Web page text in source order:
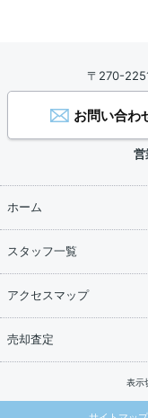
〒270-
お問い合わ
営
ホーム
スタッフ一覧
アクセスマップ
売却査定
表示